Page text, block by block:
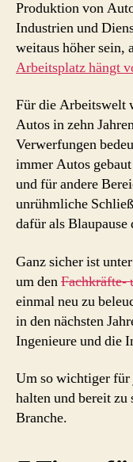
Produktion von
Industrien und
weitaus höher sein,
Arbeitsplatz hängt
Für die Arbeitswelt
Autos in zehn
Verwerfungen
immer Autos
und für andere
unrühmliche
dafür als Blaupause
Ganz sicher ist
um denFachkräfte-
einmal neu zu
in den nächsten
Ingenieure und die
Um so wichtiger
halten und bereit
Branche.